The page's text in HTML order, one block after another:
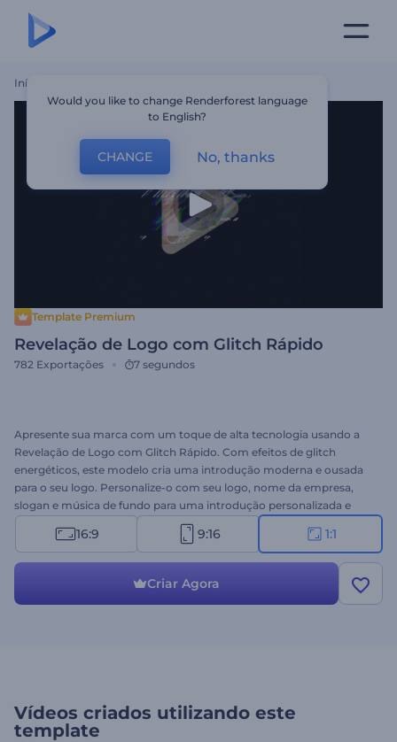
Início
Template Premium
Revelação de Logo com Glitch Rápido
782 Exportações 7 segundos
Apresente sua marca com um toque de alta tecnologia usando a
Revelação de Logo com Glitch Rápido. Com efeitos de glitch
energéticos, este modelo cria uma introdução moderna e ousada
para o seu logo. Personalize-o com seu logo, nome da empresa,
slogan e música de fundo para uma introdução personalizada e
impactante. Perfeito para empresas de tecnologia, canais de jogos,
projetos de mídia digital e qualquer pessoa que busque uma
16:9 9:16 1:1
Criar Agora
Vídeos criados utilizando este
template
Would you like to change Renderforest language
to English?
CHANGE No, thanks